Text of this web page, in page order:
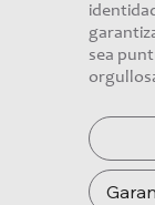
sea